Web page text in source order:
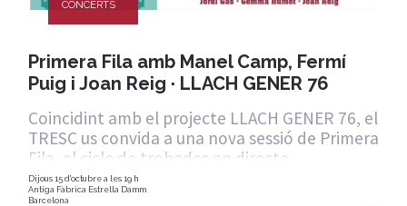
CONCERTS
Primera Fila amb Manel Camp, Fermí
Puig i Joan Reig · LLACH GENER 76
Coincidint amb el projecte LLACH GENER 76, el
TRESC us convida a una nova sessió de Primera
Fila, el cicle de trobades en directe
Dijous 15 d'octubre a les 19 h
Antiga Fàbrica Estrella Damm
Barcelona